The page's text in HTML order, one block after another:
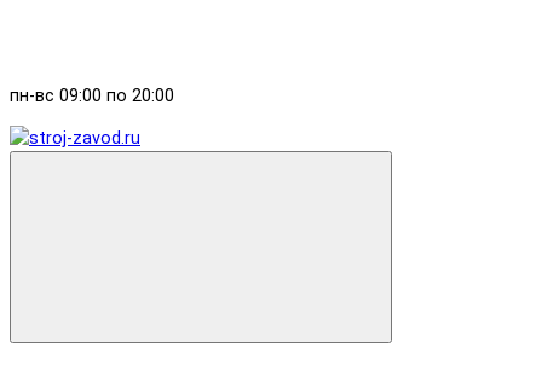
пн-вс 09:00 по 20:00